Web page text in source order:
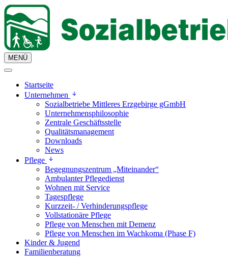
MENÜ
Startseite
Unternehmen
Sozialbetriebe Mittleres Erzgebirge gGmbH
Unternehmensphilosophie
Zentrale Geschäftsstelle
Qualitätsmanagement
Downloads
News
Pflege
Begegnungszentrum „Miteinander“
Ambulanter Pflegedienst
Wohnen mit Service
Tagespflege
Kurzzeit- / Verhinderungspflege
Vollstationäre Pflege
Pflege von Menschen mit Demenz
Pflege von Menschen im Wachkoma (Phase F)
Kinder & Jugend
Familienberatung